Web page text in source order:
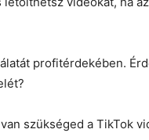
profitérdekében.
szükséged a TikTok